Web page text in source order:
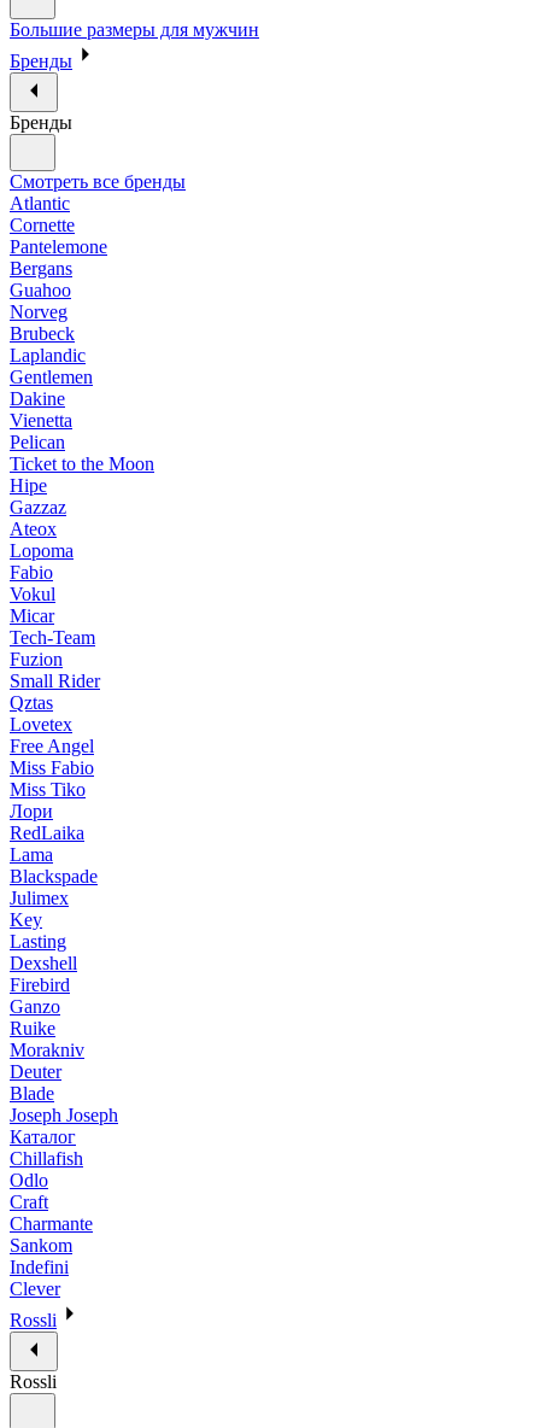
Большие размеры для мужчин
Бренды
Бренды
Смотреть все бренды
Atlantic
Cornette
Pantelemone
Bergans
Guahoo
Norveg
Brubeck
Laplandic
Gentlemen
Dakine
Vienetta
Pelican
Ticket to the Moon
Hipe
Gazzaz
Ateox
Lopoma
Fabio
Vokul
Micar
Tech-Team
Fuzion
Small Rider
Qztas
Lovetex
Free Angel
Miss Fabio
Miss Tiko
Лори
RedLaika
Lama
Blackspade
Julimex
Key
Lasting
Dexshell
Firebird
Ganzo
Ruike
Morakniv
Deuter
Blade
Joseph Joseph
Каталог
Chillafish
Odlo
Craft
Charmante
Sankom
Indefini
Clever
Rossli
Rossli